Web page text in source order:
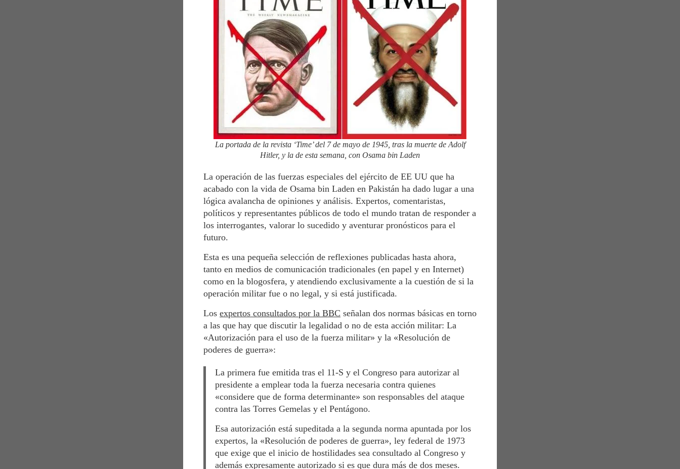
La portada de la revista ‘Time’ del 7 de mayo de 1945, tras la muerte de Adolf
Hitler, y la de esta semana, con Osama bin Laden
La operación de las fuerzas especiales del ejército de EE UU que ha
acabado con la vida de Osama bin Laden en Pakistán ha dado lugar a una
lógica avalancha de opiniones y análisis. Expertos, comentaristas,
políticos y representantes públicos de todo el mundo tratan de responder a
los interrogantes, valorar lo sucedido y aventurar pronósticos para el
futuro.
Esta es una pequeña selección de reflexiones publicadas hasta ahora,
tanto en medios de comunicación tradicionales (en papel y en Internet)
como en la blogosfera, y atendiendo exclusivamente a la cuestión de si la
operación militar fue o no legal, y si está justificada.
Los expertos consultados por la BBC señalan dos normas básicas en torno
a las que hay que discutir la legalidad o no de esta acción militar: La
«Autorización para el uso de la fuerza militar» y la «Resolución de
poderes de guerra»:
La primera fue emitida tras el 11-S y el Congreso para autorizar al
presidente a emplear toda la fuerza necesaria contra quienes
«considere que de forma determinante» son responsables del ataque
contra las Torres Gemelas y el Pentágono.
Esa autorización está supeditada a la segunda norma apuntada por los
expertos, la «Resolución de poderes de guerra», ley federal de 1973
que exige que el inicio de hostilidades sea consultado al Congreso y
además expresamente autorizado si es que dura más de dos meses.